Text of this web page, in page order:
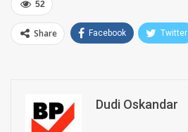
52
Share Facebook Twitter
Dudi Oskandar